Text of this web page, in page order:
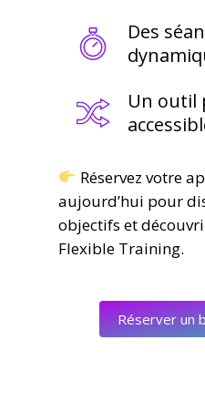
Des
Un outil
Réservez votre
aujourd’hui pour
objectifs et
Flexible Training.
Réserver un